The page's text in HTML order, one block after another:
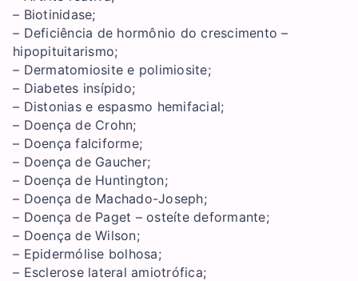
– Biotinidase;
– Deficiência de hormônio do crescimento –
hipopituitarismo;
– Dermatomiosite e polimiosite;
– Diabetes insípido;
– Distonias e espasmo hemifacial;
– Doença de Crohn;
– Doença falciforme;
– Doença de Gaucher;
– Doença de Huntington;
– Doença de Machado-Joseph;
– Doença de Paget – osteíte deformante;
– Doença de Wilson;
– Epidermólise bolhosa;
– Esclerose lateral amiotrófica;